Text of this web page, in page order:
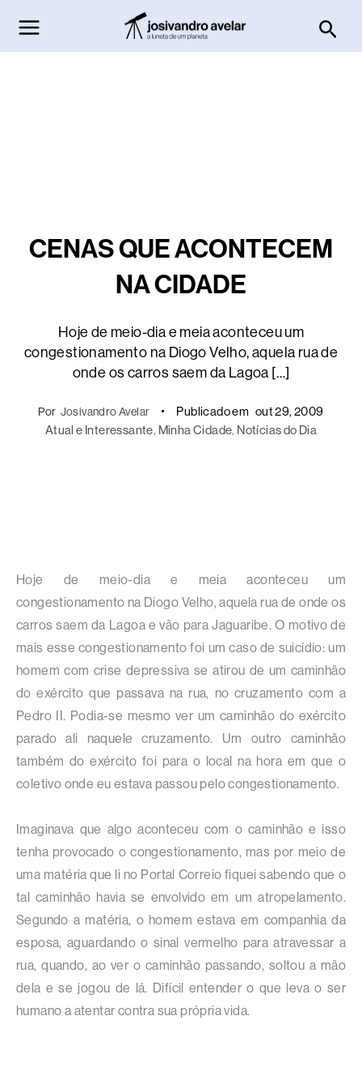
para
o
CENAS QUE ACONTECEM
NA CIDADE
Hoje de meio-dia e meia aconteceu um
congestionamento na Diogo Velho, aquela rua de
onde os carros saem da Lagoa […]
Por Josivandro Avelar Publicado em out 29, 2009
Atual e Interessante, Minha Cidade, Notícias do Dia
Hoje de meio-dia e meia aconteceu um
congestionamento na Diogo Velho, aquela rua de onde os
carros saem da Lagoa e vão para Jaguaribe. O motivo de
mais esse congestionamento foi um caso de suicídio: um
homem com crise depressiva se atirou de um caminhão
do exército que passava na rua, no cruzamento com a
Pedro II. Podia-se mesmo ver um caminhão do exército
parado ali naquele cruzamento. Um outro caminhão
também do exército foi para o local na hora em que o
coletivo onde eu estava passou pelo congestionamento.
Imaginava que algo aconteceu com o caminhão e isso
tenha provocado o congestionamento, mas por meio de
uma matéria que li no Portal Correio fiquei sabendo que o
tal caminhão havia se envolvido em um atropelamento.
Segundo a matéria, o homem estava em companhia da
esposa, aguardando o sinal vermelho para atravessar a
rua, quando, ao ver o caminhão passando, soltou a mão
dela e se jogou de lá. Difícil entender o que leva o ser
humano a atentar contra sua própria vida.